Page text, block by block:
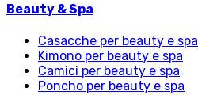
Beauty & Spa
Casacche per beauty e spa
Kimono per beauty e spa
Camici per beauty e spa
Poncho per beauty e spa